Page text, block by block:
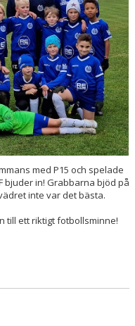
med P15 och spelade
bjuder in! Grabbarna bjöd på
inte var det bästa.
till ett riktigt fotbollsminne!